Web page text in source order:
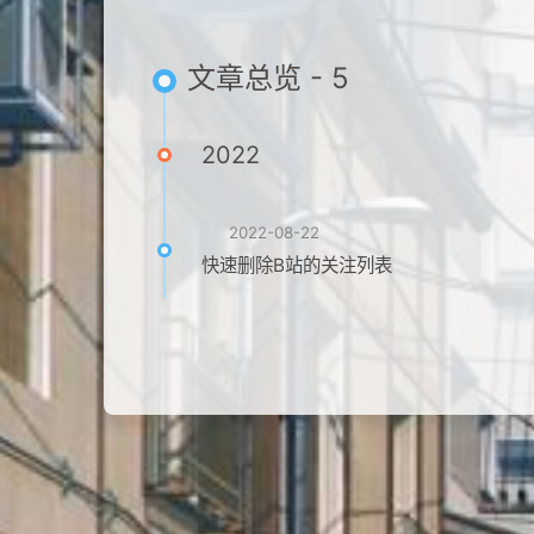
文章总览 - 5
2022
2022-08-22
快速删除B站的关注列表